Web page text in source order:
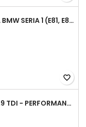
MIEZ TURBINĂ BMW SERIA 1 (E81, E87) 120 D - CREȘTEȚI PERFORMANȚA ȘI RĂSPUNSUL MOTORULUI
favorite_border
MIEZ TURBO 1.9 TDI - PERFORMANȚĂ FIABILĂ PENTRU AUDI, SEAT, SKODA ȘI VW